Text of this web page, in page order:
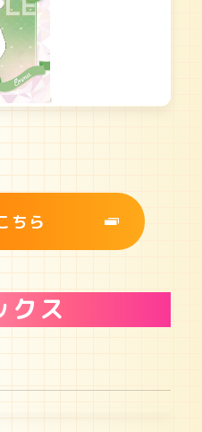
ちら
クス